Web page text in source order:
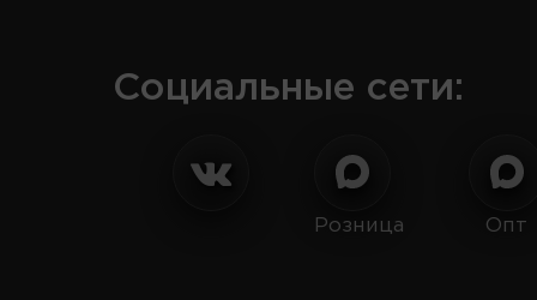
Социальные сети:
Розница Опт